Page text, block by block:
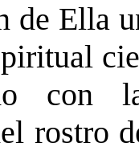
de Ella
con
rostro